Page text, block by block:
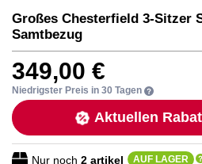
Ende
der
Bildgalerie
springen
Anfang
der
Bildgalerie
springen
Großes Chesterfield 3-Sitzer
Samtbezug
349,00 €
Niedrigster Preis in 30 Tagen
Aktuellen
Nur noch 2 artikel AUF LAGER